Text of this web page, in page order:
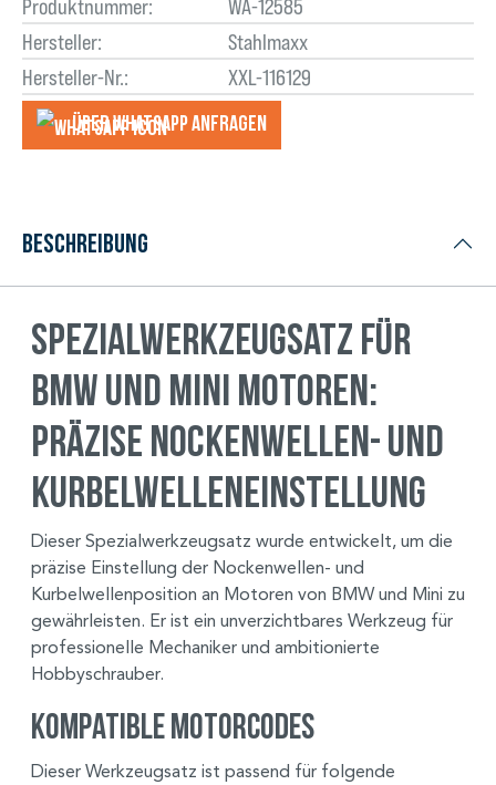
Produktnummer:
WA-12585
Hersteller:
Stahlmaxx
Hersteller-Nr.:
XXL-116129
Über WhatsApp anfragеn
Beschreibung
Spezialwerkzeugsatz für
BMW und Mini Motoren:
Präzise Nockenwellen- und
Kurbelwelleneinstellung
Dieser Spezialwerkzeugsatz wurde entwickelt, um die
präzise Einstellung der Nockenwellen- und
Kurbelwellenposition an Motoren von BMW und Mini zu
gewährleisten. Er ist ein unverzichtbares Werkzeug für
professionelle Mechaniker und ambitionierte
Hobbyschrauber.
Kompatible Motorcodes
Dieser Werkzeugsatz ist passend für folgende